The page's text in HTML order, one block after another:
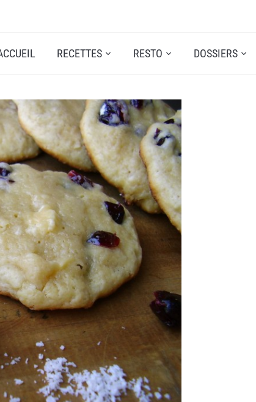
RECETTES RESTO DOSSIERS